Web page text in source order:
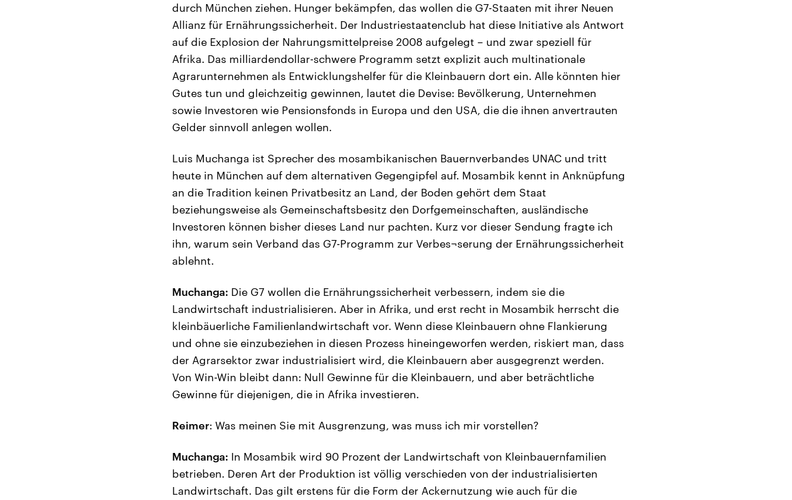
durch München ziehen. Hunger bekämpfen, das wollen die G7-Staaten mit ihrer Neuen
Allianz für Ernährungssicherheit. Der Industriestaatenclub hat diese Initiative als Antwort
auf die Explosion der Nahrungsmittelpreise 2008 aufgelegt – und zwar speziell für
Afrika. Das milliardendollar-schwere Programm setzt explizit auch multinationale
Agrarunternehmen als Entwicklungshelfer für die Kleinbauern dort ein. Alle könnten hier
Gutes tun und gleichzeitig gewinnen, lautet die Devise: Bevölkerung, Unternehmen
sowie Investoren wie Pensionsfonds in Europa und den USA, die die ihnen anvertrauten
Gelder sinnvoll anlegen wollen.
Luis Muchanga ist Sprecher des mosambikanischen Bauernverbandes UNAC und tritt
heute in München auf dem alternativen Gegengipfel auf. Mosambik kennt in Anknüpfung
an die Tradition keinen Privatbesitz an Land, der Boden gehört dem Staat
beziehungsweise als Gemeinschaftsbesitz den Dorfgemeinschaften, ausländische
Investoren können bisher dieses Land nur pachten. Kurz vor dieser Sendung fragte ich
ihn, warum sein Verband das G7-Programm zur Verbes¬serung der Ernährungssicherheit
ablehnt.
Muchanga: Die G7 wollen die Ernährungssicherheit verbessern, indem sie die
Landwirtschaft industrialisieren. Aber in Afrika, und erst recht in Mosambik herrscht die
kleinbäuerliche Familienlandwirtschaft vor. Wenn diese Kleinbauern ohne Flankierung
und ohne sie einzubeziehen in diesen Prozess hineingeworfen werden, riskiert man, dass
der Agrarsektor zwar industrialisiert wird, die Kleinbauern aber ausgegrenzt werden.
Von Win-Win bleibt dann: Null Gewinne für die Kleinbauern, und aber beträchtliche
Gewinne für diejenigen, die in Afrika investieren.
Reimer: Was meinen Sie mit Ausgrenzung, was muss ich mir vorstellen?
Muchanga: In Mosambik wird 90 Prozent der Landwirtschaft von Kleinbauernfamilien
betrieben. Deren Art der Produktion ist völlig verschieden von der industrialisierten
Landwirtschaft. Das gilt erstens für die Form der Ackernutzung wie auch für die